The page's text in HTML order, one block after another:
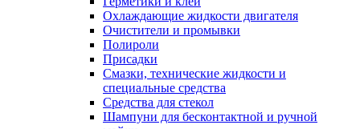
Охлаждающие жидкости двигателя
Очистители и промывки
Полироли
Присадки
Смазки, технические жидкости и
специальные средства
Средства для стекол
Шампуни для бесконтактной и ручной